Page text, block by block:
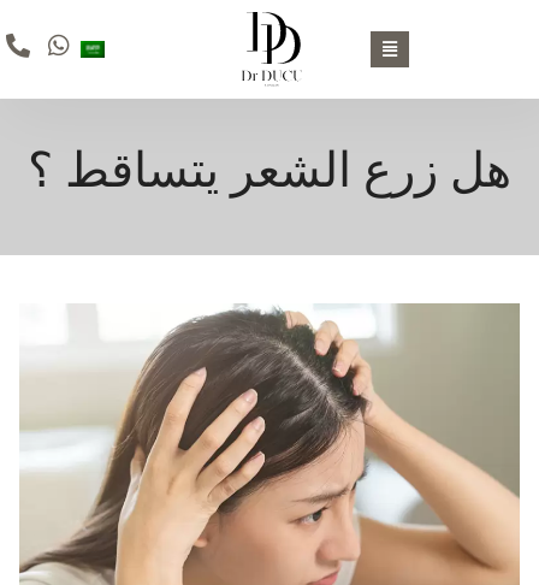
هل زرع الشعر يتساقط ؟